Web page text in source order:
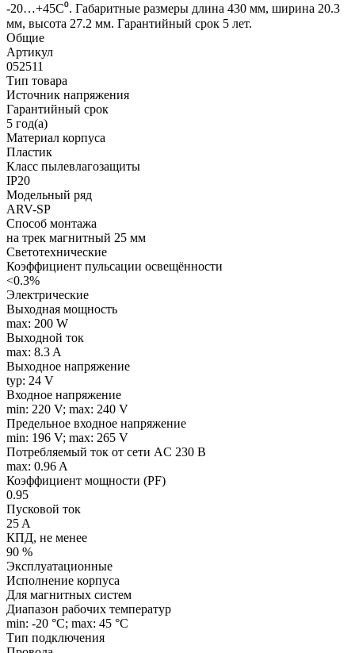
-20…+45C⁰. Габаритные размеры длина 430 мм, ширина 20.3
мм, высота 27.2 мм. Гарантийный срок 5 лет.
Общие
Артикул
052511
Тип товара
Источник напряжения
Гарантийный срок
5 год(а)
Материал корпуса
Пластик
Класс пылевлагозащиты
IP20
Модельный ряд
ARV-SP
Способ монтажа
на трек магнитный 25 мм
Светотехнические
Коэффициент пульсации освещённости
<0.3%
Электрические
Выходная мощность
max: 200 W
Выходной ток
max: 8.3 A
Выходное напряжение
typ: 24 V
Входное напряжение
min: 220 V; max: 240 V
Предельное входное напряжение
min: 196 V; max: 265 V
Потребляемый ток от сети AC 230 В
max: 0.96 A
Коэффициент мощности (PF)
0.95
Пусковой ток
25 A
КПД, не менее
90 %
Эксплуатационные
Исполнение корпуса
Для магнитных систем
Диапазон рабочих температур
min: -20 °C; max: 45 °C
Тип подключения